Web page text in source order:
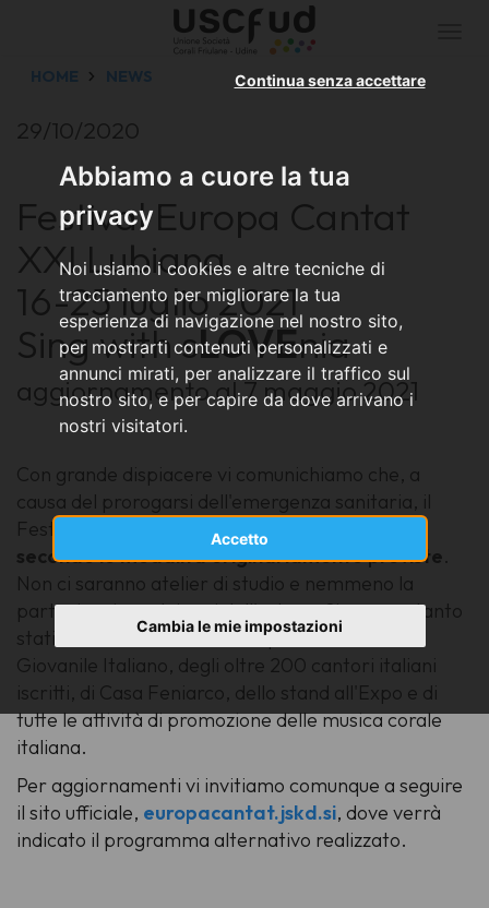
Abbiamo a cuore la tua
privacy
Noi usiamo i cookies e altre tecniche di
tracciamento per migliorare la tua
esperienza di navigazione nel nostro sito,
per mostrarti contenuti personalizzati e
annunci mirati, per analizzare il traffico sul
nostro sito, e per capire da dove arrivano i
nostri visitatori.
Accetto
Continua senza accettare
Cambia le mie impostazioni
HOME NEWS
29/10/2020
Festival Europa Cantat
XXI Lubiana
16-25 luglio 2021
Sing with sLOVEnia
aggiornamento al 7 maggio 2021
Con grande dispiacere vi comunichiamo che, a
causa del prorogarsi dell'emergenza sanitaria, il
Festival Europa Cantat XXI
secondo le modalità originariamente previste
Non ci saranno atelier di studio e nemmeno la
partecipazione dei cori dall'estero. Siamo pertanto
stati costretti a cancellare la presenza del Coro
Giovanile Italiano, degli oltre 200 cantori italiani
iscritti, di Casa Feniarco, dello stand all'Expo e di
tutte le attività di promozione delle musica corale
italiana.
Per aggiornamenti vi invitiamo comunque a seguire
il sito ufficiale, europacantat.jskd.si, dove verrà
indicato il programma alternativo realizzato.